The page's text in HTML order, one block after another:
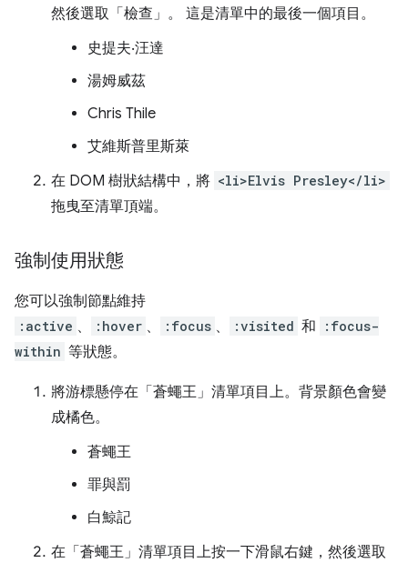
然後選取「檢查」 。 這是清單中的最後一個項目。
史提夫‧汪達
湯姆威茲
Chris Thile
艾維斯普里斯萊
在 DOM 樹狀結構中，將 <li>Elvis Presley</li>
拖曳至清單頂端。
強制使用狀態
您可以強制節點維持
:active 、 :hover 、 :focus 、 :visited 和
:focus-
within 等狀態。
將游標懸停在「蒼蠅王」 清單項目上。背景顏色會變
成橘色。
蒼蠅王
罪與罰
白鯨記
在「蒼蠅王」 清單項目上按一下滑鼠右鍵，然後選取